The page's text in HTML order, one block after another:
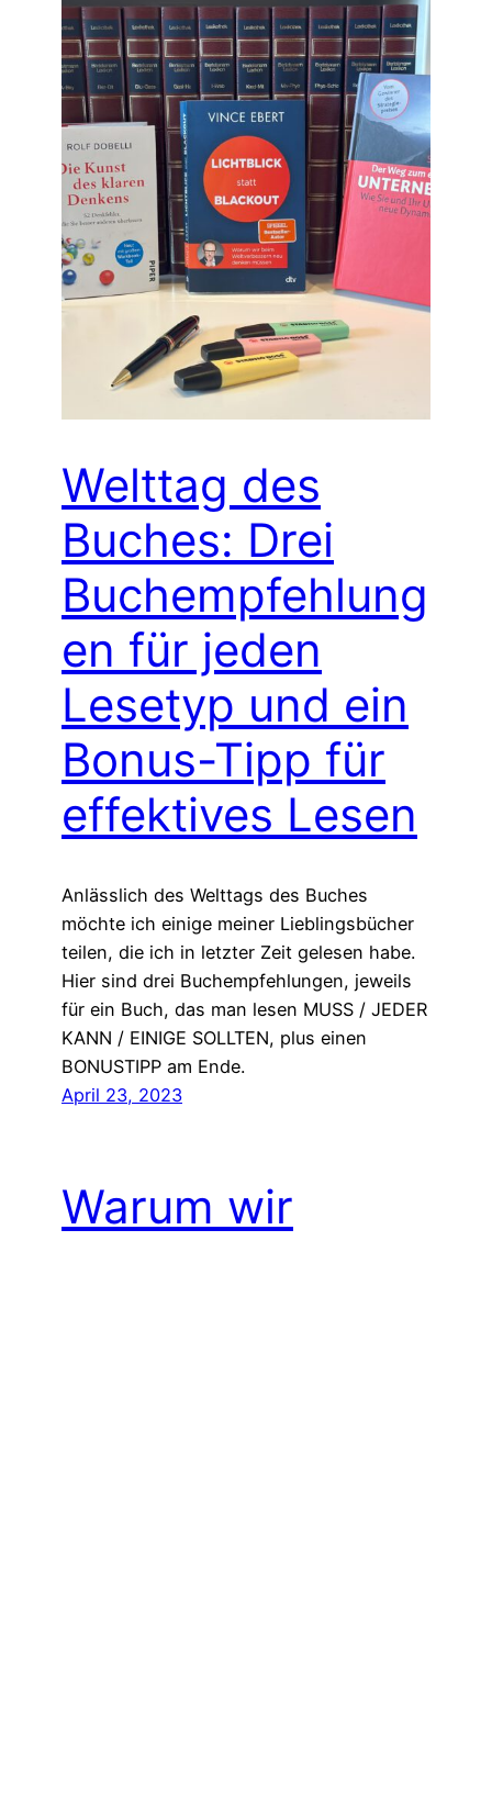
Welttag des
Buches: Drei
Buchempfehlung
en für jeden
Lesetyp und ein
Bonus-Tipp für
effektives Lesen
Anlässlich des Welttags des Buches
möchte ich einige meiner Lieblingsbücher
teilen, die ich in letzter Zeit gelesen habe.
Hier sind drei Buchempfehlungen, jeweils
für ein Buch, das man lesen MUSS / JEDER
KANN / EINIGE SOLLTEN, plus einen
BONUSTIPP am Ende.
April 23, 2023
Warum wir